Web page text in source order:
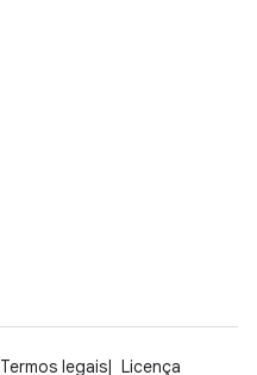
Termos legais Licença